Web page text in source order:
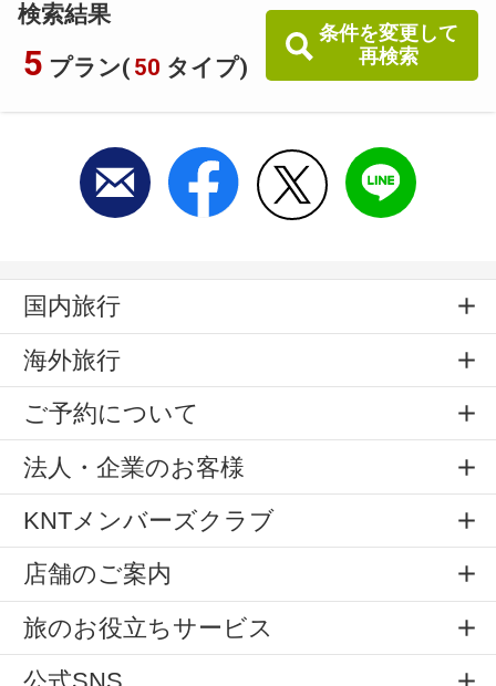
検索結果
5 プラン( 50 タイプ)
条件を変更して
再検索
国内旅行
海外旅行
ご予約について
法人・企業のお客様
KNTメンバーズクラブ
店舗のご案内
旅のお役立ちサービス